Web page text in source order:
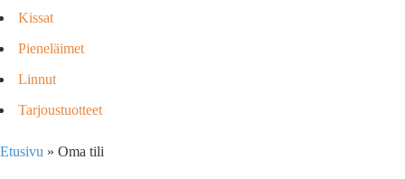
Kissat
Pieneläimet
Linnut
Tarjoustuotteet
Etusivu » Oma tili